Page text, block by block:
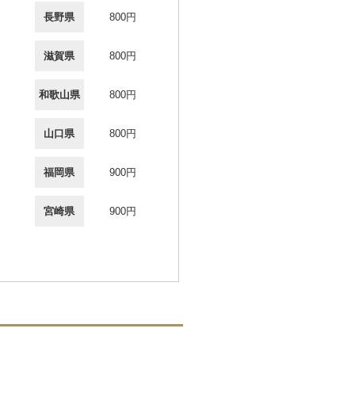
長野県 800円
滋賀県 800円
和歌山県 800円
山口県 800円
福岡県 900円
宮崎県 900円